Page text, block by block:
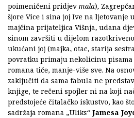
poimeničeni pridjev mala),
šjore Vice i sina joj Ive na ljetovanje
majčina prijateljica Višnja, udana
sinom završiti u dijelom
ukućani joj (majka, otac, starija
povratku primaju nekolicinu pisama
romana tiče, manje-više sve. Na
zaključiti da sama fabula ne
knjige, te rečeni spojler ni na koji
predstojeće čitalačko iskustvo, kao
sadržaja romana „Uliks“ Jamesa